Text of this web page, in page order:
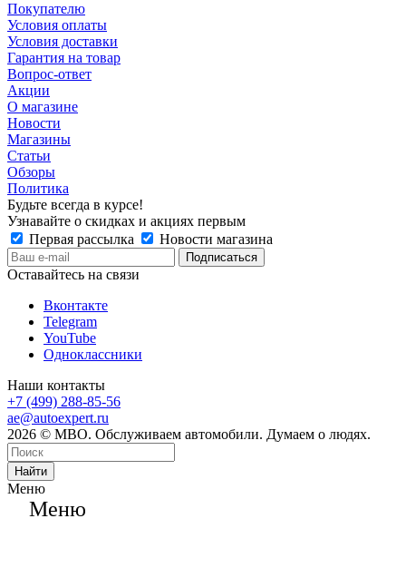
Покупателю
Условия оплаты
Условия доставки
Гарантия на товар
Вопрос-ответ
Акции
О магазине
Новости
Магазины
Статьи
Обзоры
Политика
Будьте всегда в курсе!
Узнавайте о скидках и акциях первым
Первая рассылка
Новости магазина
Оставайтесь на связи
Вконтакте
Telegram
YouTube
Одноклассники
Наши контакты
+7 (499) 288-85-56
ae@autoexpert.ru
2026 © МВО. Обслуживаем автомобили. Думаем о людях.
Найти
Меню
Меню